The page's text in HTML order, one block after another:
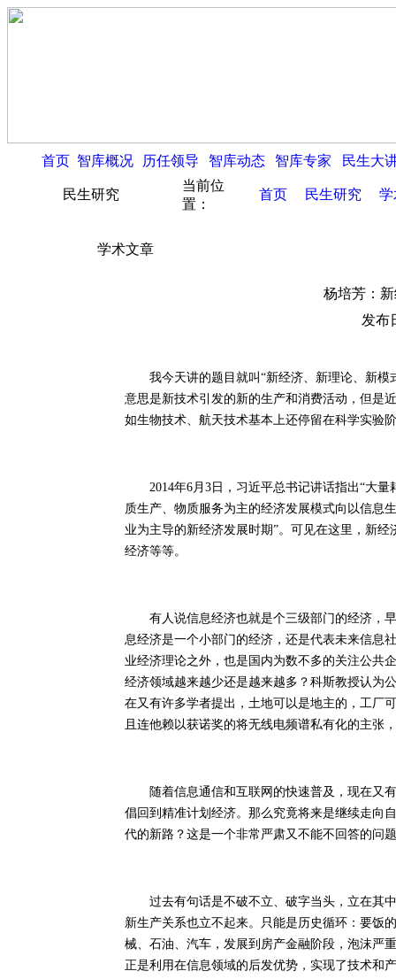
首页 智库概况 历任领导 智库动态 智库专家 民生大
民生研究
当前位
置：
首页 民生研究 学
学术文章
杨培芳：
发布
我今天讲的题目就叫“新经济、新理论、新模
意思是新技术引发的新的生产和消费活动，但是
如生物技术、航天技术基本上还停留在科学实验
2014年6月3日，习近平总书记讲话指出“大量
质生产、物质服务为主的经济发展模式向以信息
业为主导的新经济发展时期”。可见在这里，新
经济等等。
有人说信息经济也就是个三级部门的经济，早
息经济是一个小部门的经济，还是代表未来信息
业经济理论之外，也是国内为数不多的关注公共
经济领域越来越少还是越来越多？科斯教授认为
在又有许多学者提出，土地可以是地主的，工厂
且连他赖以获诺奖的将无线电频谱私有化的主张
随着信息通信和互联网的快速普及，现在又有
倡回到精准计划经济。那么究竟将来是继续走向
代的新路？这是一个非常严肃又不能不回答的问
过去有句话是不破不立、破字当头，立在其中
新生产关系也立不起来。只能是历史循环：要饭
械、石油、汽车，发展到房产金融阶段，泡沫严
正是利用在信息领域的后发优势，实现了技术和